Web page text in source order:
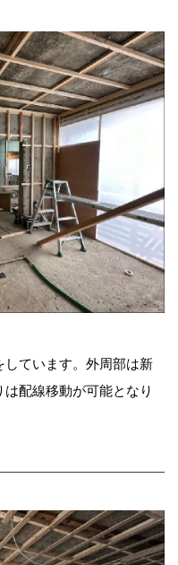
しています。外周部は新
配線移動が可能となり